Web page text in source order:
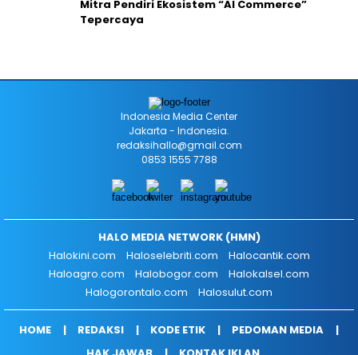
Mitra Pendiri Ekosistem “AI Commerce”
Tepercaya
Indonesia Media Center
Jakarta - Indonesia.
redaksihallo@gmail.com
0853 1555 7788
HALO MEDIA NETWORK (HMN)
Halokini.com
Haloselebriti.com
Halocantik.com
Haloagro.com
Halobogor.com
Halokalsel.com
Halogorontalo.com
Halosulut.com
HOME REDAKSI KODE ETIK
PEDOMAN MEDIA